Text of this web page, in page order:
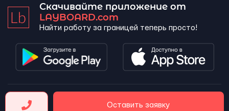
Оставить заявку
Скачивайте приложение от
LAYBOARD.com
Найти работу за границей теперь просто!
LAYBOARD, SL Copyright 2026 ©